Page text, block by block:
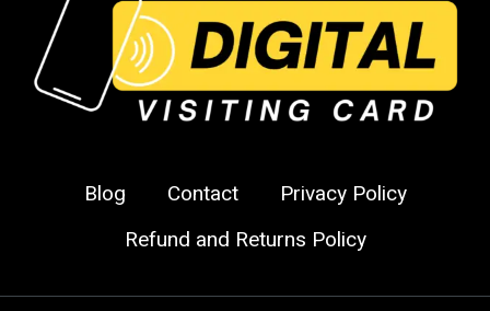
Blog Contact
Privacy Policy
Refund and Returns Policy